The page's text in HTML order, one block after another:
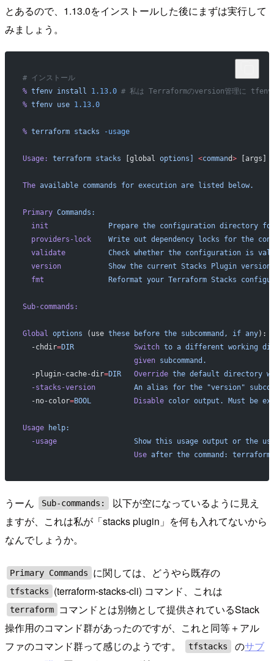
とあるので、1.13.0をインストールした後にまずは実行して
みましょう。
# インストール
% tfenv install 1.13.0 # 私は Terraformのversion管理に tfenvを
% tfenv use 1.13.0
% terraform stacks -usage
Usage: terraform stacks [global options] <command> [args]
The available commands for execution are listed below.
Primary Commands:
  init
              Prepare
the configuration directory
  providers-lock
    Write
out dependency locks for the
  validate
          Check
whether the configuration is
  version
           Show
the current Stacks Plugin version
  fmt
               Reformat
your Terraform Stacks
Sub-commands:
Global options (use these before the subcommand, if any):
  -chdir
=DIR
              Switch
to a different working
                          given
subcommand.
  -plugin-cache-dir
=DIR
   Override
the default directory
  -stacks-version
         An
alias for the "version"
  -no-color
=BOOL
          Disable
color output. Must be
Usage help:
  -usage
                  Show
this usage output or the
                          Use
after the command: terraform
うーん Sub-commands:
以下が空になっているように見え
ますが、これは私が「stacks plugin」を何も入れてないから
なんでしょうか。
Primary Commands に関しては、どうやら既存の
tfstacks (terraform-stacks-cli) コマンド、これは
terraform
コマンドとは別物として提供されているStack
操作用のコマンド群があったのですが、これと同等＋アル
ファのコマンド群って感じのようです。
tfstacks のサブ